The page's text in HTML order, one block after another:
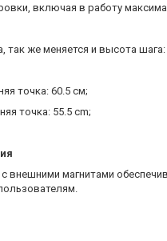
включая в работу
так же меняется и высота шага:
точка: 60.5 см;
точка: 55.5 cm;
внешними магнитами